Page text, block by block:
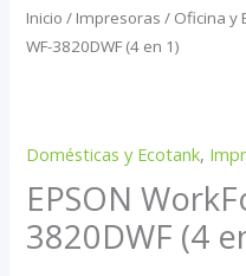
Inicio / Impresoras / Oficina y
WF-3820DWF (4 en 1)
Domésticas y Ecotank,
EPSON
3820DWF (4